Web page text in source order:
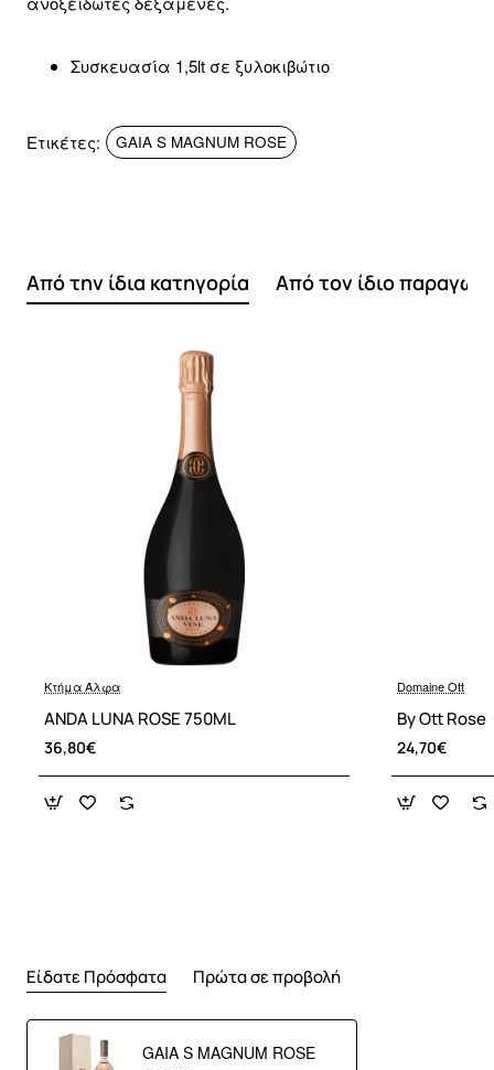
Συσκευασία 1,5lt σε ξυλοκιβώτιο
Ετικέτες: GAIA S MAGNUM ROSE
Από την ίδια κατηγορία Από τον ίδιο
Κτήμα Άλφα
ANDA LUNA ROSE 750ML
36,80€
Domaine Ott
By Ott Rose
24,70€
Είδατε Πρόσφατα Πρώτα σε προβολή
GAIA S MAGNUM ROSE